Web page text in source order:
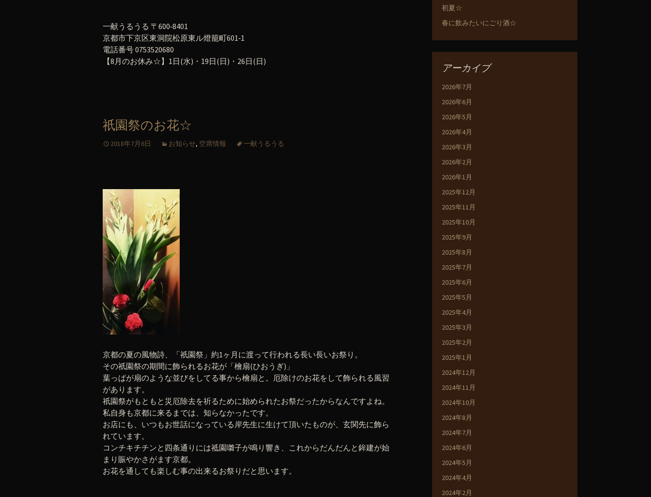
一献うるうる 〒600‐8401
京都市下京区東洞院松原東ル燈籠町601‐1
電話番号 0753520680
【8月のお休み☆】1日(水)・19日(日)・26日(日)
祇園祭のお花☆
2018年7月6日 お知らせ, 空席情報 一献うるうる
京都の夏の風物詩、「祇園祭」約1ヶ月に渡って行われる長い長いお祭り。
その祇園祭の期間に飾られるお花が「檜扇(ひおうぎ)」
葉っぱが扇のような並びをしてる事から檜扇と。厄除けのお花をして飾られる風習
があります。
祇園祭がもともと災厄除去を祈るために始められたお祭だったからなんですよね。
私自身も京都に来るまでは、知らなかったです。
お店にも、いつもお世話になっている岸先生に生けて頂いたものが、玄関先に飾ら
れています。
コンチキチチンと四条通りには祗園囃子が鳴り響き、これからだんだんと鉾建が始
まり賑やかさがます京都。
お花を通しても楽しむ事の出来るお祭りだと思います。
初夏☆
春に飲みたいにごり酒☆
アーカイブ
2026年7月
2026年6月
2026年5月
2026年4月
2026年3月
2026年2月
2026年1月
2025年12月
2025年11月
2025年10月
2025年9月
2025年8月
2025年7月
2025年6月
2025年5月
2025年4月
2025年3月
2025年2月
2025年1月
2024年12月
2024年11月
2024年10月
2024年8月
2024年7月
2024年6月
2024年5月
2024年4月
2024年2月